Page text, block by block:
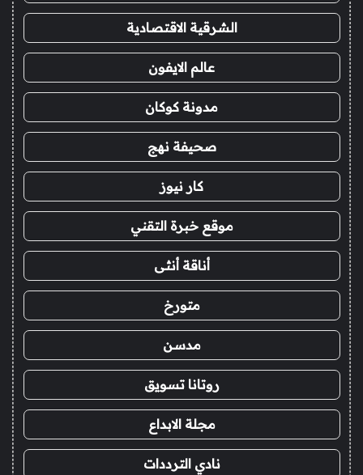
الشرقية الاقتصادية
عالم الايفون
مدونة كوكان
صحيفة نهج
كار نيوز
موقع خبرة التقني
أناقة أنثى
متورخ
مدسن
روتانا تسويق
مجلة الابداع
نادي الترددات